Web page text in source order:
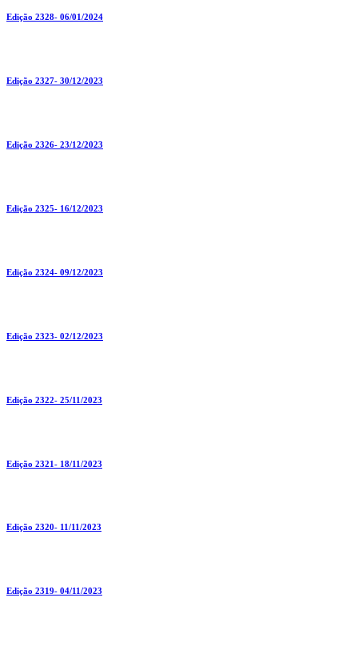
Edição 2328- 06/01/2024
Edição 2327- 30/12/2023
Edição 2326- 23/12/2023
Edição 2325- 16/12/2023
Edição 2324- 09/12/2023
Edição 2323- 02/12/2023
Edição 2322- 25/11/2023
Edição 2321- 18/11/2023
Edição 2320- 11/11/2023
Edição 2319- 04/11/2023